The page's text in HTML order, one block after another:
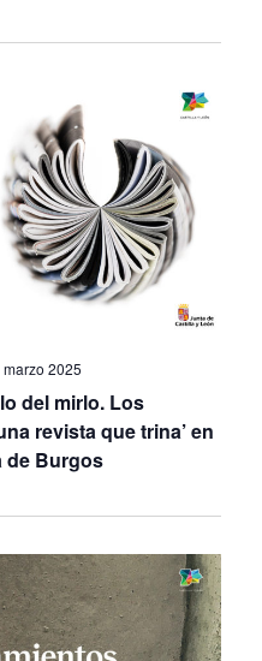
marzo 2025
del mirlo. Los
revista que trina’ en
de Burgos